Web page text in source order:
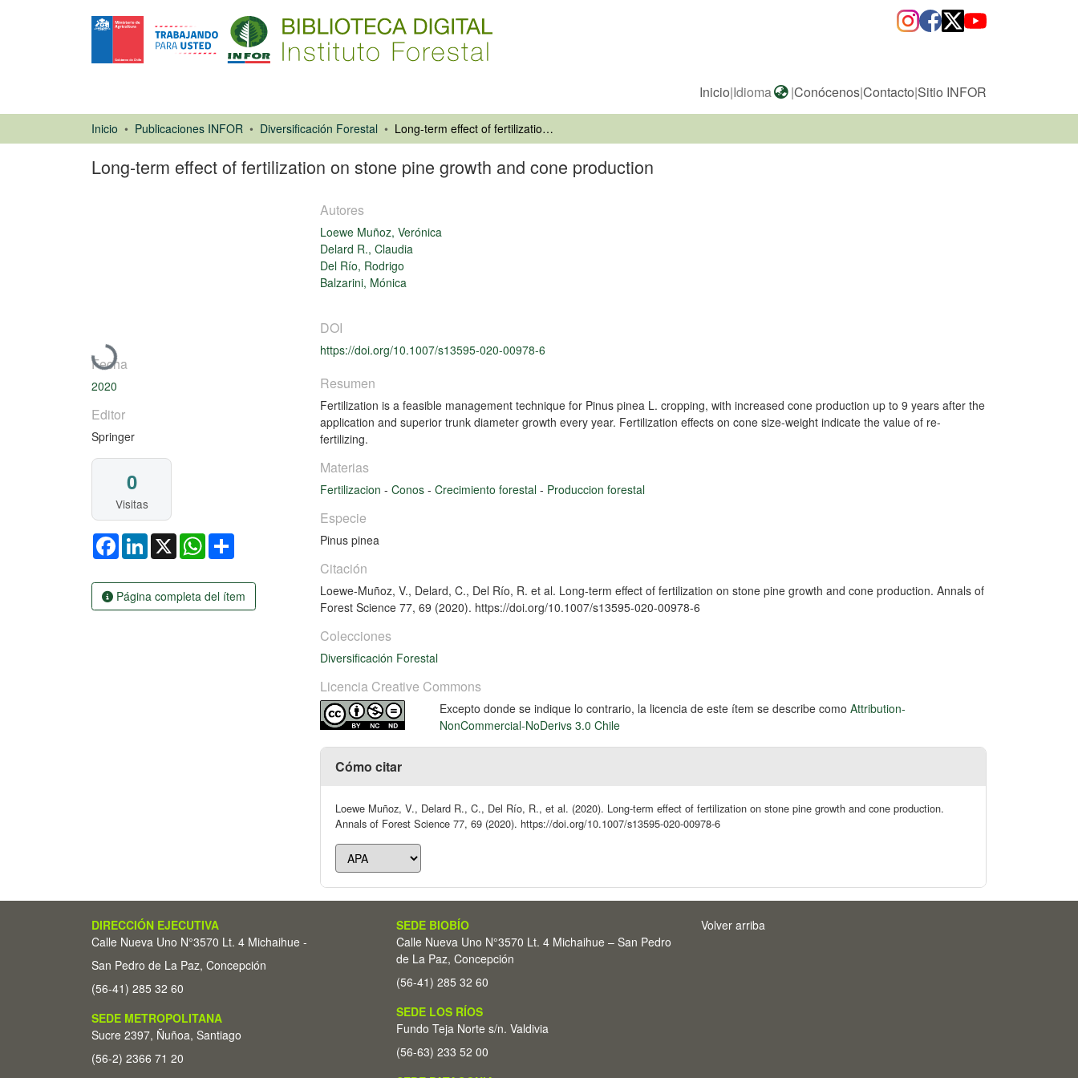
Inicio|Idioma |Conócenos|Contacto|Sitio INFOR
Inicio Publicaciones INFOR Diversificación Forestal Long-term effect of fertilization on stone pine growth and cone production
Long-term effect of fertilization on stone pine growth and cone production
Cargando...
Fecha
2020
Editor
Springer
0
Visitas
FacebookLinkedIn
X WhatsApp
Página completa del ítem
Autores
Loewe Muñoz, Verónica
Delard R., Claudia
Del Río, Rodrigo
Balzarini, Mónica
DOI
https://doi.org/10.1007/s13595-020-00978-6
Resumen
Fertilization is a feasible management technique for Pinus pinea L. cropping, with increased cone production up to 9 years after the
application and superior trunk diameter growth every year. Fertilization effects on cone size-weight indicate the value of re-
fertilizing.
Materias
Fertilizacion - Conos - Crecimiento forestal - Produccion forestal
Especie
Pinus pinea
Citación
Loewe-Muñoz, V., Delard, C., Del Río, R. et al. Long-term effect of fertilization on stone pine growth and cone production. Annals of
Forest Science 77, 69 (2020). https://doi.org/10.1007/s13595-020-00978-6
Colecciones
Diversificación Forestal
Licencia Creative Commons
Excepto donde se indique lo contrario, la licencia de este ítem se describe como Attribution-
NonCommercial-NoDerivs 3.0 Chile
Cómo citar
Loewe Muñoz, V., Delard R., C., Del Río, R., et al. (2020). Long-term effect of fertilization on stone pine growth and cone production.
Annals of Forest Science 77, 69 (2020). https://doi.org/10.1007/s13595-020-00978-6
DIRECCIÓN EJECUTIVA
Calle Nueva Uno N°3570 Lt. 4 Michaihue -
San Pedro de La Paz, Concepción
(56-41) 285 32 60
SEDE METROPOLITANA
Sucre 2397, Ñuñoa, Santiago
(56-2) 2366 71 20
SEDE BIOBÍO
Calle Nueva Uno N°3570 Lt. 4 Michaihue – San Pedro
de La Paz, Concepción
(56-41) 285 32 60
SEDE LOS RÍOS
Fundo Teja Norte s/n. Valdivia
(56-63) 233 52 00
Volver arriba